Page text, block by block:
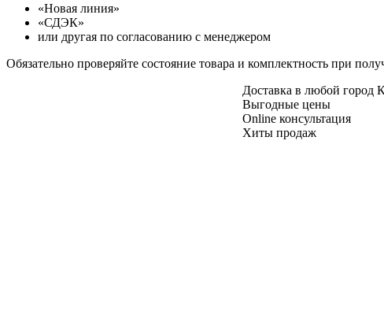
«Новая линия»
«СДЭК»
или другая по согласованию с менеджером
Обязательно проверяйте состояние товара и комплектность при
Доставка в любой город
Выгодные цены
Online консультация
Хиты продаж